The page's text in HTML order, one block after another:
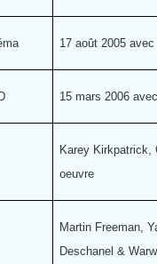
17 août 2005
15 mars 2006
Karey Kirkpatrick,
oeuvre
Martin Freeman,
Deschanel &